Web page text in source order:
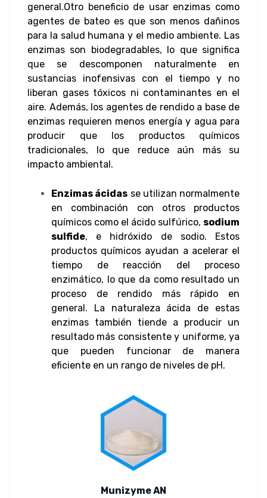
general.Otro beneficio de usar enzimas como
agentes de bateo es que son menos dañinos
para la salud humana y el medio ambiente. Las
enzimas son biodegradables, lo que significa
que se descomponen naturalmente en
sustancias inofensivas con el tiempo y no
liberan gases tóxicos ni contaminantes en el
aire. Además, los agentes de rendido a base de
enzimas requieren menos energía y agua para
producir que los productos químicos
tradicionales, lo que reduce aún más su
impacto ambiental.
Enzimas ácidas se utilizan normalmente
en combinación con otros productos
químicos como el ácido sulfúrico, sodium
sulfide, e hidróxido de sodio. Estos
productos químicos ayudan a acelerar el
tiempo de reacción del proceso
enzimático, lo que da como resultado un
proceso de rendido más rápido en
general. La naturaleza ácida de estas
enzimas también tiende a producir un
resultado más consistente y uniforme, ya
que pueden funcionar de manera
eficiente en un rango de niveles de pH.
Munizyme AN